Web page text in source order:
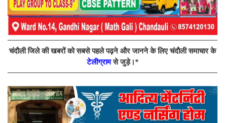
चंदौली जिले की खबरों को सबसे पहले पढ़ने और जानने के लिए चंदौली समाचार के
टेलीग्रामसे जुड़े।*